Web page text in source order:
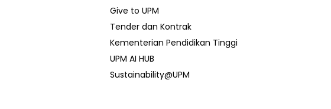
Give to UPM
Tender dan Kontrak
Kementerian Pendidikan Tinggi
UPM AI HUB
Sustainability@UPM